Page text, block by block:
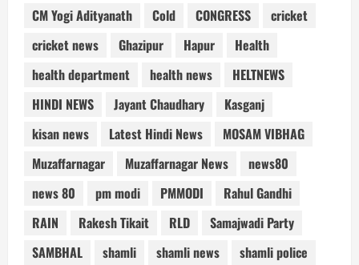
CM Yogi Adityanath
Cold CONGRESS
cricket
cricket news
Ghazipur Hapur
Health
health department
health news
HELTNEWS
HINDI NEWS
Jayant Chaudhary
Kasganj
kisan news
Latest Hindi News
MOSAM VIBHAG
Muzaffarnagar
Muzaffarnagar News
news80
news 80
pm modi PMMODI
Rahul Gandhi
RAIN
Rakesh Tikait RLD
Samajwadi Party
SAMBHAL
shamli shamli news
shamli police